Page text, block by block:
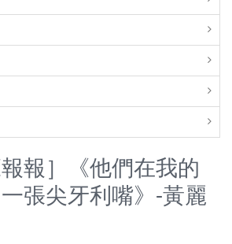
報報］《他們在我的
張尖牙利嘴》-黃麗